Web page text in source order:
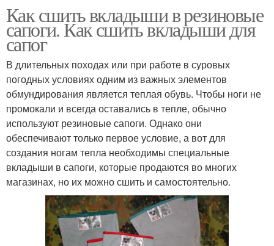
Как сшить вкладыши в резиновые
сапоги. Как сшить вкладыши для
сапог
В длительных походах или при работе в суровых
погодных условиях одним из важных элементов
обмундирования является теплая обувь. Чтобы ноги не
промокали и всегда оставались в тепле, обычно
используют резиновые сапоги. Однако они
обеспечивают только первое условие, а вот для
создания ногам тепла необходимы специальные
вкладыши в сапоги, которые продаются во многих
магазинах, но их можно сшить и самостоятельно.